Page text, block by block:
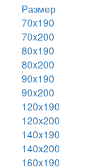
Размер
70x190
70x200
80x190
80x200
90x190
90x200
120x190
120x200
140x190
140x200
160x190